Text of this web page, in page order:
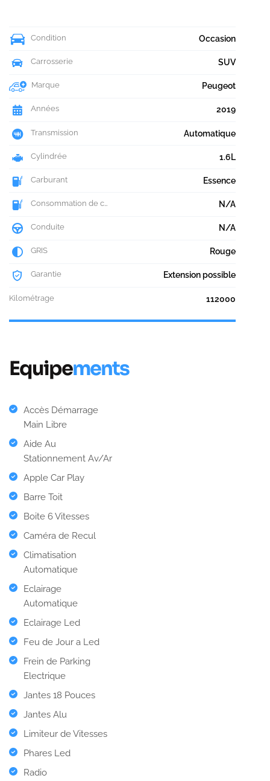
Condition Occasion
Carrosserie SUV
Marque Peugeot
Années 2019
Transmission Automatique
Cylindrée 1.6L
Carburant Essence
Consommation de carburant N/A
Conduite N/A
GRIS Rouge
Garantie Extension possible
Kilométrage 112000
Equipements
Accès Démarrage
Main Libre
Aide Au
Stationnement Av/Ar
Apple Car Play
Barre Toit
Boite 6 Vitesses
Caméra de Recul
Climatisation
Automatique
Eclairage
Automatique
Eclairage Led
Feu de Jour a Led
Frein de Parking
Electrique
Jantes 18 Pouces
Jantes Alu
Limiteur de Vitesses
Phares Led
Radio